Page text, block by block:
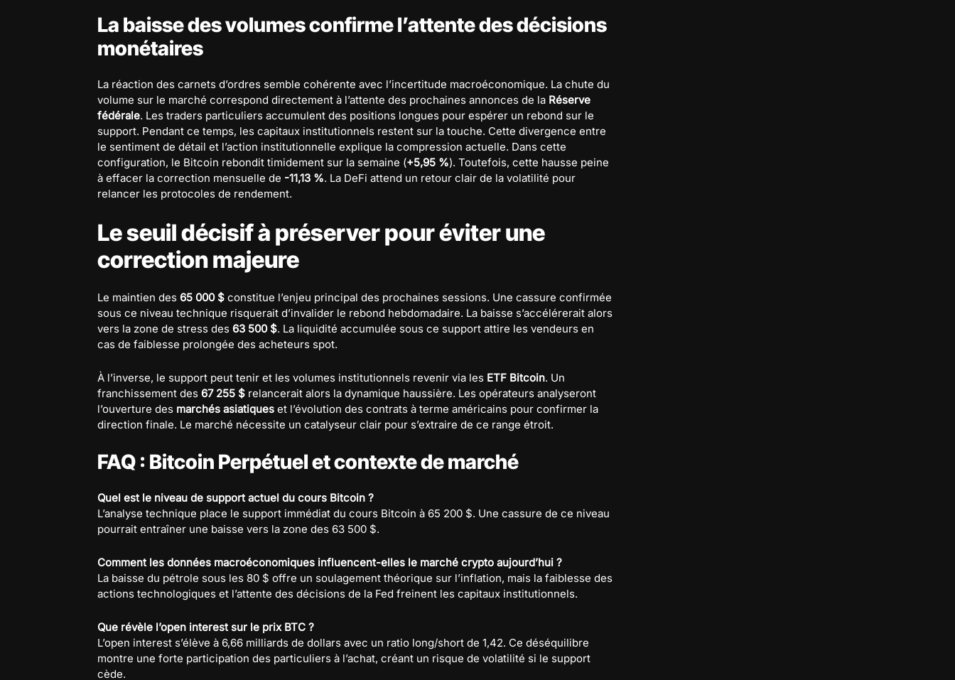
La baisse des volumes confirme l’attente des décisions
monétaires
La réaction des carnets d’ordres semble cohérente avec l’incertitude macroéconomique. La chute du
volume sur le marché correspond directement à l’attente des prochaines annonces de la Réserve
fédérale. Les traders particuliers accumulent des positions longues pour espérer un rebond sur le
support. Pendant ce temps, les capitaux institutionnels restent sur la touche. Cette divergence entre
le sentiment de détail et l’action institutionnelle explique la compression actuelle. Dans cette
configuration, le Bitcoin rebondit timidement sur la semaine (+5,95 %). Toutefois, cette hausse peine
à effacer la correction mensuelle de -11,13 %. La DeFi attend un retour clair de la volatilité pour
relancer les protocoles de rendement.
Le seuil décisif à préserver pour éviter une
correction majeure
Le maintien des 65 000 $ constitue l’enjeu principal des prochaines sessions. Une cassure confirmée
sous ce niveau technique risquerait d’invalider le rebond hebdomadaire. La baisse s’accélérerait alors
vers la zone de stress des 63 500 $. La liquidité accumulée sous ce support attire les vendeurs en
cas de faiblesse prolongée des acheteurs spot.
À l’inverse, le support peut tenir et les volumes institutionnels revenir via les ETF Bitcoin. Un
franchissement des 67 255 $ relancerait alors la dynamique haussière. Les opérateurs analyseront
l’ouverture des marchés asiatiques et l’évolution des contrats à terme américains pour confirmer la
direction finale. Le marché nécessite un catalyseur clair pour s’extraire de ce range étroit.
FAQ : Bitcoin Perpétuel et contexte de marché
Quel est le niveau de support actuel du cours Bitcoin ?
L’analyse technique place le support immédiat du cours Bitcoin à 65 200 $. Une cassure de ce niveau
pourrait entraîner une baisse vers la zone des 63 500 $.
Comment les données macroéconomiques influencent-elles le marché crypto aujourd’hui ?
La baisse du pétrole sous les 80 $ offre un soulagement théorique sur l’inflation, mais la faiblesse des
actions technologiques et l’attente des décisions de la Fed freinent les capitaux institutionnels.
Que révèle l’open interest sur le prix BTC ?
L’open interest s’élève à 6,66 milliards de dollars avec un ratio long/short de 1,42. Ce déséquilibre
montre une forte participation des particuliers à l’achat, créant un risque de volatilité si le support
cède.